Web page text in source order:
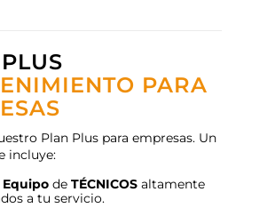
PARA
Plan Plus para empresas. Un
incluye:
Equipo de TÉCNICOS altamente
a tu servicio.